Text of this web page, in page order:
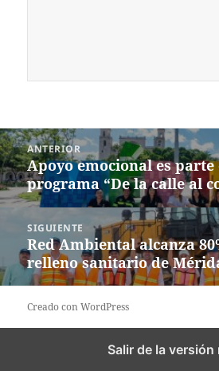
Navegación
de
entradas
ANTERIOR
Entrada
anterior:
Apoyo emocional es
programa “De la calle al
SIGUIENTE
Siguiente
entrada:
Red Ambiental alcanza
relleno sanitario de
Creado con WordPress
Salir de la versión